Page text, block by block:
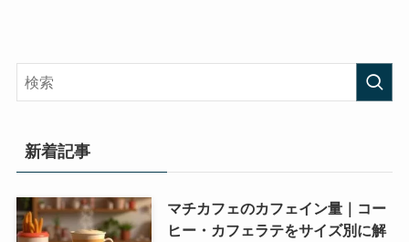
新着記事
マチカフェのカフェイン量｜コー
ヒー・カフェラテをサイズ別に解